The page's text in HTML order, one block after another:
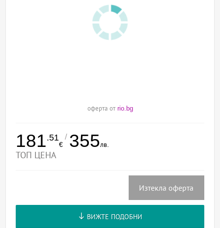
оферта от rio.bg
181.51
€
/ 355лв.
ТОП ЦЕНА
Изтекла оферта
ВИЖТЕ ПОДОБНИ